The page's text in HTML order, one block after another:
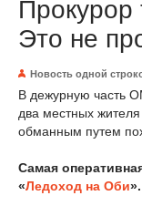
Прокурор
Это не
Новость одной
В дежурную часть
два местных
обманным путем
Самая
«Ледоход на Оби